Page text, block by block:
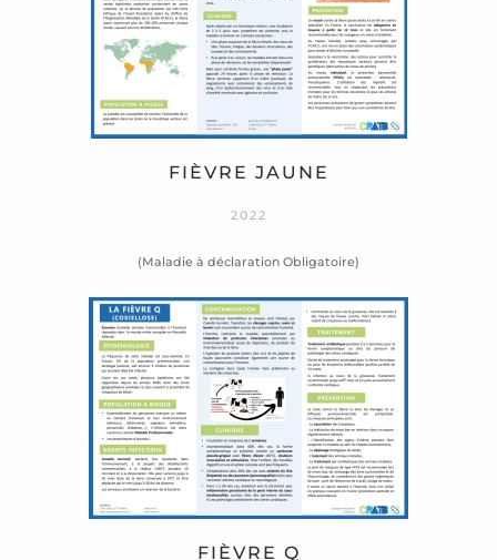
FIÈVRE JAUNE
2022
(Maladie à déclaration Obligatoire)
FIÈVRE Q